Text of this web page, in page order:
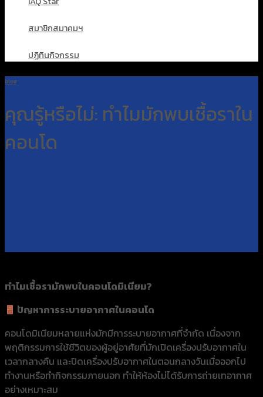
สมาชิกสมาคมฯ
ปฏิทินกิจกรรม
blog
คุณรู้หรือไม่: ทำไมมักพบเชื้อราใน
คอนโด
ทำไมเชื้อรามักพบในคอนโดมิเนียม?
ปัญหาการระบายอากาศในคอนโด
คอนโดมิเนียมหลายแห่งมักมีการระบายอากาศที่จำกัด เนื่องจาก
พฤติกรรมการใช้ชีวิตของผู้อยู่อาศัยที่มักเปิดเครื่องปรับอากาศใน
เวลากลางคืน และปิดเครื่องปรับอากาศในตอนกลางวันเมื่อออกไป
ทำงานหรือทำกิจกรรมภายนอก ทำให้ห้องไม่ได้รับการถ่ายเทอากาศ
อย่างเหมาะสม